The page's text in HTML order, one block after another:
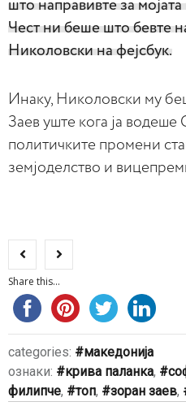
што направивте за
Чест ни беше што бевте
Николовски на фејсбук.
Инаку, Николовски му
Заев уште кога ја
политичките промени
земјоделство и
Share this...
categories:
македонија
ознаки:
крива паланка,
филипче, топ, зоран заев,